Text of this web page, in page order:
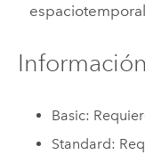
Basic:
Standard: